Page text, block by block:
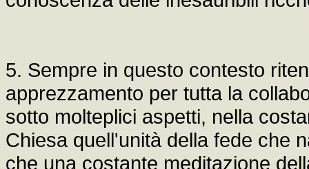
5. Sempre in questo contesto
apprezzamento per tutta la
sotto molteplici aspetti, nella
Chiesa quell'unità della fede che
che una costante meditazione